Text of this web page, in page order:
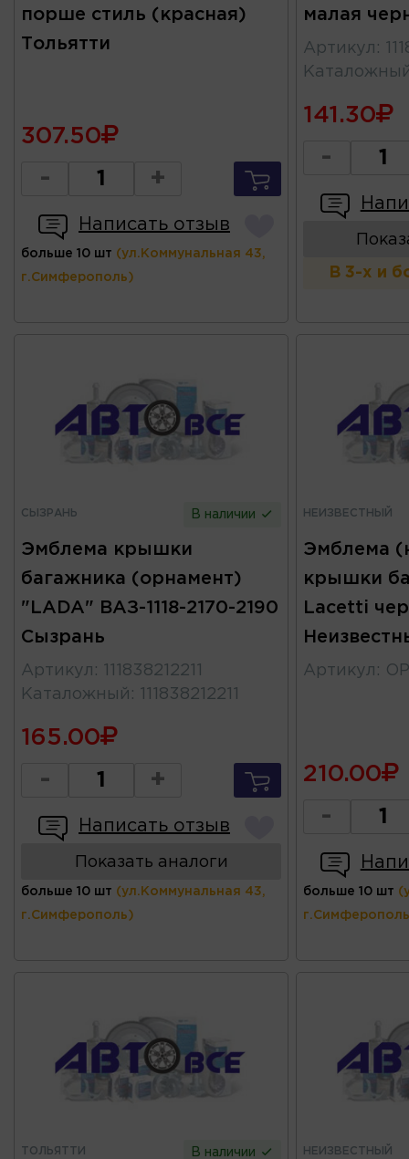
порше стиль (красная)
Тольятти
307.50
- +
Написать отзыв
больше 10 шт (ул.Коммунальная 43,
г.Симферополь)
малая
Артикул :
141.30
-
В 3-х и
СЫЗРАНЬ В наличии
Эмблема крышки
багажника (орнамент)
"LADA" ВАЗ-1118-2170-2190
Сызрань
Артикул :
111838212211
Каталожный : 111838212211
165.00
- +
Написать отзыв
Показать аналоги
больше 10 шт (ул.Коммунальная 43,
г.Симферополь)
НЕИЗВЕСТНЫЙ
Эмблема
крышки
Lacetti
Артикул :
210.00
-
больше 10 шт
ТОЛЬЯТТИ В наличии НЕИЗВЕСТНЫЙ